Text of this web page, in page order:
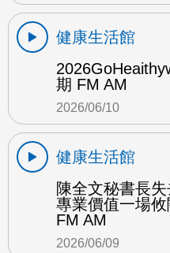
健康生活館
期 FM AM
2026/06/10
健康生活館
陳全文秘書長
專業價值一場
FM AM
2026/06/09